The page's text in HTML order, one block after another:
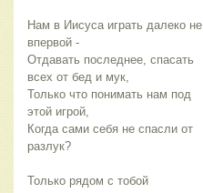
Нам в Иисуса играть далеко не
впервой -
Отдавать последнее, спасать
всех от бед и мук,
Только что понимать нам под
этой игрой,
Когда сами себя не спасли от
разлук?
Только рядом с тобой